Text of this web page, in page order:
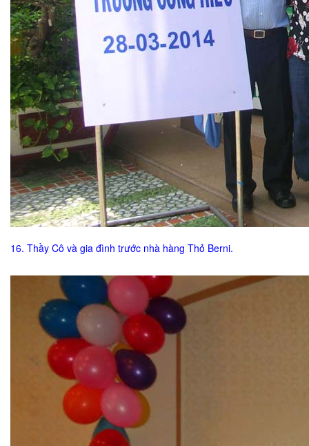
16. Thầy Cô và gia đình trước nhà hàng Thỏ Berni.